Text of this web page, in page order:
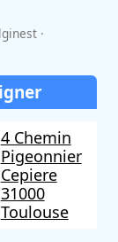
·
4 Chemin
Pigeonnier
Cepiere
31000
Toulouse